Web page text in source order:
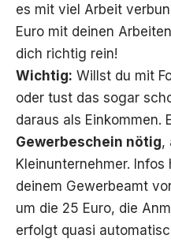
es mit viel Arbeit
Euro mit deinen
dich richtig rein!
Wichtig: Willst du mit
oder tust das sogar
daraus als Einkommen.
Gewerbeschein nötig,
Kleinunternehmer.
deinem Gewerbeamt
um die 25 Euro, die
erfolgt quasi